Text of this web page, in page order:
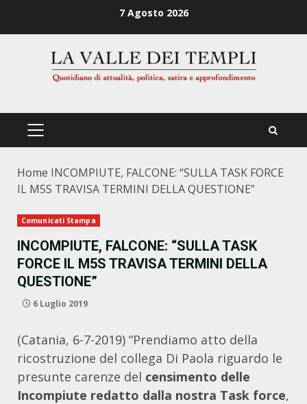
7 Agosto 2026
PRIMÄRES
Home INCOMPIUTE, FALCONE: “SULLA TASK FORCE
IL M5S TRAVISA TERMINI DELLA QUESTIONE”
Comunicati Stampa
INCOMPIUTE, FALCONE: “SULLA TASK
FORCE IL M5S TRAVISA TERMINI DELLA
QUESTIONE”
6 Luglio 2019
(Catania, 6-7-2019) “Prendiamo atto della
ricostruzione del collega Di Paola riguardo le
presunte carenze del censimento delle
Incompiute redatto dalla nostra Task force,